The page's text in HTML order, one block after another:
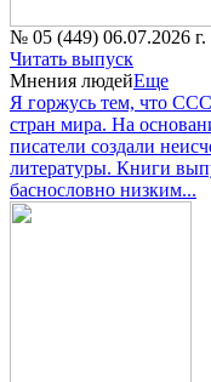
№ 05 (449) 06.07.2026 г.
Читать выпуск
Мнения людейЕще
Я горжусь тем, что
стран мира. На
писатели создали
литературы. Книги
баснословно низким...